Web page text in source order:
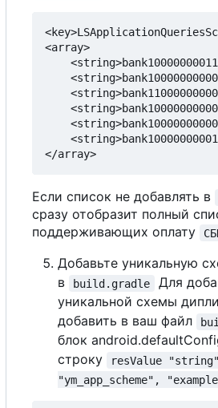
<array>
Если список не добавлять в
сразу отобразит полный
поддерживающих оплату
Добавьте уникальную
в
build.gradle
Для
уникальной схемы
добавить в ваш файл
блок
строку
resValue
"ym_app_scheme",